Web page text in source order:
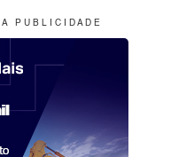
P U B L I C I D A D E